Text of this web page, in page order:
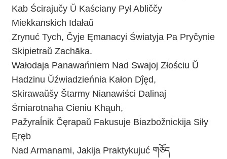
Kab Ścirajučy Ŭ Kaściany Pył Abliččy
Miekkanskich Idałaŭ
Zrynuć Tych, Čyje Ęmanacyi Światyja Pa Pryčynie
Skipietraŭ Zachāka.
Wałodaja Panawańniem Nad Swajoj Złościu Ŭ
Hadzinu Ŭźwiadzieńnia Kałon Dĵęd,
Skirawaŭšy Štarmy Nianawiści Dalinaj
Śmiarotnaha Cieniu Khąuh,
Pažyraĺnik Čęrapaŭ Fakusuje Biazbožnickija Siły
Ęręb
Nad Armanami, Jakija Praktykujuć གཅོད